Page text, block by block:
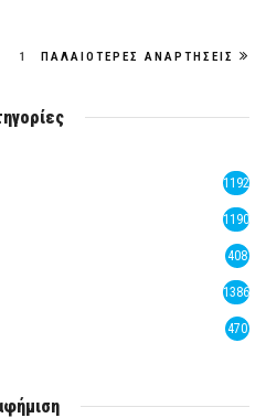
1 ΠΑΛΑΙΌΤΕΡΕΣ ΑΝΑΡΤΉΣΕΙΣ
1192
1190
408
1386
470